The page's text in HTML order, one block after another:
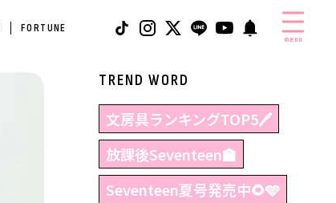
FORTUNE
menu
TREND WORD
文房具ランキングTOP5🖊
放課後Seventeen🏫
Seventeen夏号発売中🌻🩵